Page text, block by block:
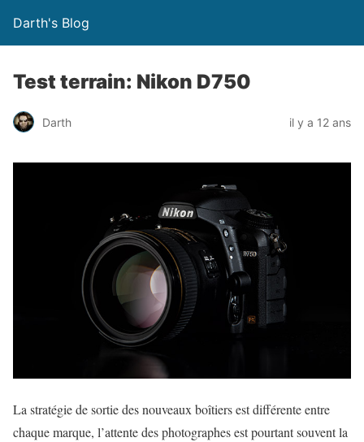
Darth's Blog
Test terrain: Nikon D750
Darth il y a 12 ans
La stratégie de sortie des nouveaux boîtiers est différente entre
chaque marque, l’attente des photographes est pourtant souvent la